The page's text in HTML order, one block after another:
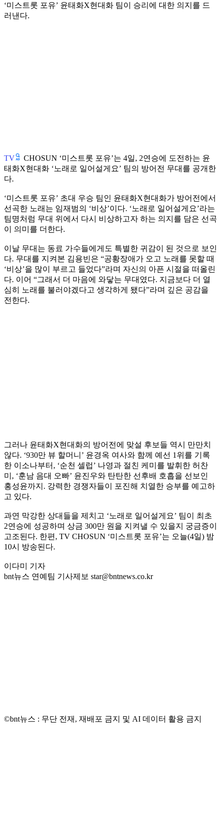
‘미스트롯 포유’ 윤태화X현대화 팀이 승리에 대한 의지를 드
러낸다.
TV
CHOSUN ‘미스트롯 포유’는 4일, 2연승에 도전하는 윤
태화X현대화 ‘노래로 일어설게요’ 팀의 방어전 무대를 공개한
다.
‘미스트롯 포유’ 초대 우승 팀인 윤태화X현대화가 방어전에서
선곡한 노래는 임재범의 ‘비상’이다. ‘노래로 일어설게요’라는
팀명처럼 무대 위에서 다시 비상하고자 하는 의지를 담은 선곡
이 의미를 더한다.
이날 무대는 동료 가수들에게도 특별한 귀감이 된 것으로 보인
다. 무대를 지켜본 김용빈은 “공황장애가 오고 노래를 못할 때
‘비상’을 많이 부르고 들었다”라며 자신의 아픈 시절을 떠올린
다. 이어 “그래서 더 마음에 와닿는 무대였다. 지금보다 더 열
심히 노래를 불러야겠다고 생각하게 됐다”라며 깊은 공감을
전한다.
그러나 윤태화X현대화의 방어전에 맞설 후보들 역시 만만치
않다. ‘930만 뷰 할머니’ 윤경옥 여사와 함께 예선 1위를 기록
한 이소나부터, ‘순천 셀럽’ 나영과 절친 케미를 발휘한 허찬
미, ‘훈남 음대 오빠’ 윤진우와 탄탄한 선후배 호흡을 선보인
홍성윤까지. 강력한 경쟁자들이 포진해 치열한 승부를 예고하
고 있다.
과연 막강한 상대들을 제치고 ‘노래로 일어설게요’ 팀이 최초
2연승에 성공하며 상금 300만 원을 지켜낼 수 있을지 궁금증이
고조된다. 한편, TV CHOSUN ‘미스트롯 포유’는 오늘(4일) 밤
10시 방송된다.
이다미 기자
bnt뉴스 연예팀 기사제보 star@bntnews.co.kr
©bnt뉴스 : 무단 전재, 재배포 금지 및 AI 데이터 활용 금지